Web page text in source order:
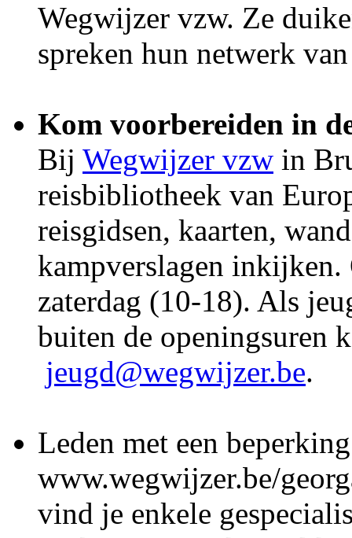
Wegwijzer vzw. Ze
spreken hun netwerk
Kom voorbereiden in
Bij Wegwijzer vzw in
reisbibliotheek van
reisgidsen, kaarten,
kampverslagen inkijken.
zaterdag (10-18). Als
buiten de openingsuren
jeugd@wegwijzer.be.
Leden met een
www.wegwijzer.be/
vind je enkele